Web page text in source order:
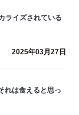
ライズされている
2025年03月27日
れは食えると思っ